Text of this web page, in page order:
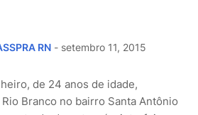
RN - setembro 11, 2015
de 24 anos de idade,
Branco no bairro Santa Antônio